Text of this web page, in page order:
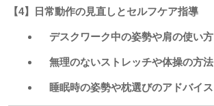
【4】日常動作の見直しとセルフケア指導
デスクワーク中の姿勢や肩の使い方
無理のないストレッチや体操の方法
睡眠時の姿勢や枕選びのアドバイス